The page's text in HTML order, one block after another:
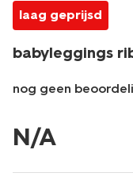
laag geprijsd
babyleggings
nog geen
broeken/leggings/
rib-
-
N/A